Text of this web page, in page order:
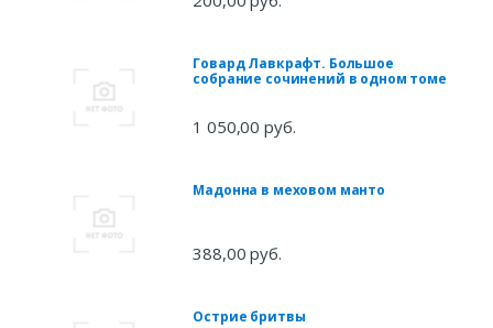
Говард Лавкрафт. Большое
собрание сочинений в одном томе
1 050,00 руб.
Мадонна в меховом манто
388,00 руб.
Острие бритвы